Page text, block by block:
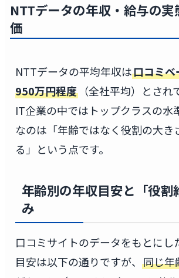
NTTデータの年収・給与の
価
NTTデータの平均年収は口コミ
950万円程度（全社平均）とされ
IT企業の中ではトップクラスの水
なのは「年齢ではなく役割の大き
る」という点です。
年齢別の年収目安と「役割
み
口コミサイトのデータをもとにし
目安は以下の通りですが、 同じ年